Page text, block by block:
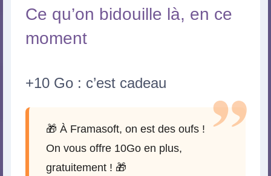
Ce qu’on bidouille là, en ce
moment
+10 Go : c’est cadeau
🎁 À Framasoft, on est des oufs !
On vous offre 10Go en plus,
gratuitement ! 🎁